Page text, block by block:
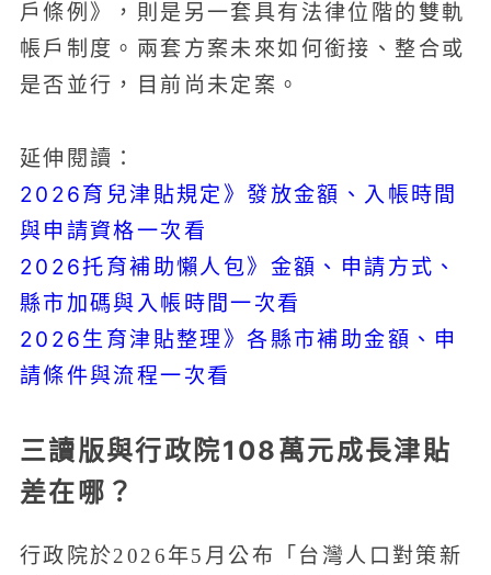
戶條例》，則是另一套具有法律位階的雙軌
帳戶制度。兩套方案未來如何銜接、整合或
是否並行，目前尚未定案。
延伸閱讀：
2026育兒津貼規定》發放金額、入帳時間
與申請資格一次看
2026托育補助懶人包》金額、申請方式、
縣市加碼與入帳時間一次看
2026生育津貼整理》各縣市補助金額、申
請條件與流程一次看
三讀版與行政院108萬元成長津貼
差在哪？
行政院於2026年5月公布「台灣人口對策新